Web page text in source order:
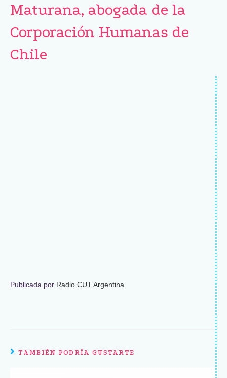
Maturana, abogada de la
Corporación Humanas de
Chile
Publicada por Radio CUT Argentina
TAMBIÉN PODRÍA GUSTARTE